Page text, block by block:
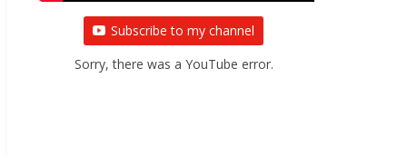
Subscribe to my channel
Sorry, there was a YouTube error.